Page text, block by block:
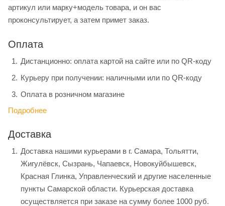
артикул или марку+модель товара, и он вас
проконсультирует, а затем примет заказ.
Оплата
Дистанционно: оплата картой на сайте или по QR-коду
Курьеру при получении: наличными или по QR-коду
Оплата в розничном магазине
Подробнее
Доставка
Доставка нашими курьерами в г. Самара, Тольятти,
Жигулёвск, Сызрань, Чапаевск, Новокуйбышевск,
Красная Глинка, Управленческий и другие населенные
пункты Самарской области. Курьерская доставка
осуществляется при заказе на сумму более 1000 руб.